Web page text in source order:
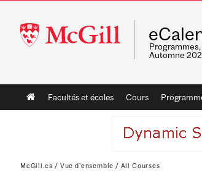
McGill
University
Automne
Main
navigation
Facultés et écoles Cours
McGill.ca / Vue d'ensemble / All Courses